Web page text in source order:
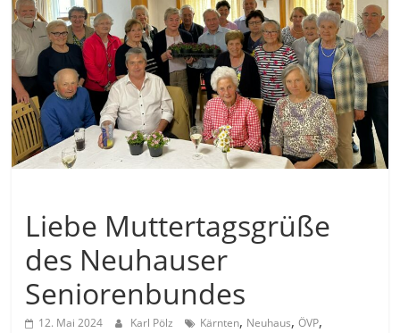
Liebe Muttertagsgrüße
des Neuhauser
Seniorenbundes
12. Mai 2024 Karl Pölz Kärnten, Neuhaus,ÖVP,